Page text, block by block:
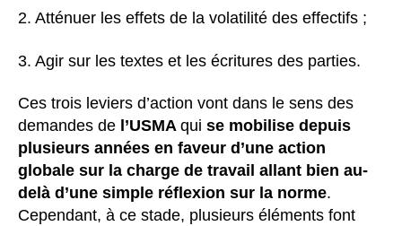
2. Atténuer les effets de la volatilité des effectifs ;
3. Agir sur les textes et les écritures des parties.
Ces trois leviers d’action vont dans le sens des
demandes de l’USMA qui se mobilise depuis
plusieurs années en faveur d’une action
globale sur la charge de travail allant bien au-
delà d’une simple réflexion sur la norme.
Cependant, à ce stade, plusieurs éléments font